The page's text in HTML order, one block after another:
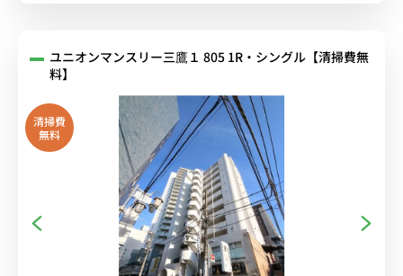
ユニオンマンスリー三鷹１ 805 1R・シングル【清掃費無
料】
清掃費
無料